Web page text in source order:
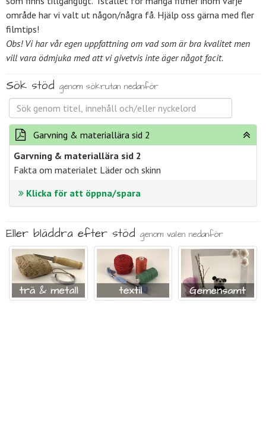
område har vi valt ut någon/några få. Hjälp oss gärna med fler
filmtips!
Obs! Vi har vår egen uppfattning om vad som är bra kvalitet men
vill vara ödmjuka med att vi givetvis inte äger något facit.
Sök stöd genom sökrutan nedanför
Garvning & materiallära sid 2
Garvning & materiallära sid 2
Fakta om materialet Läder och skinn
Klicka för att öppna/spara
Eller bläddra efter stöd genom valen nedanför